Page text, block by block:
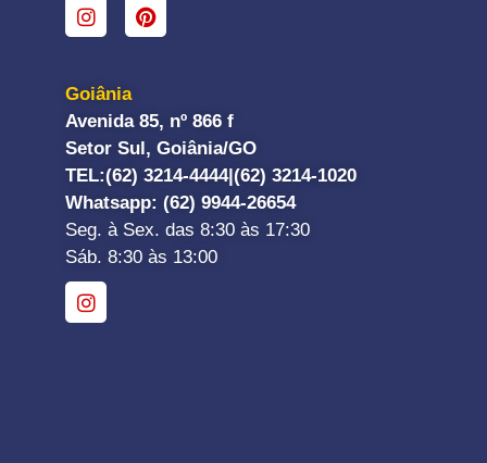
Goiânia
Avenida 85, nº 866 f
Setor Sul, Goiânia/GO
TEL:(62) 3214-4444|(62) 3214-1020
Whatsapp: (62) 9944-26654
Seg. à Sex. das 8:30 às 17:30
Sáb. 8:30 às 13:00